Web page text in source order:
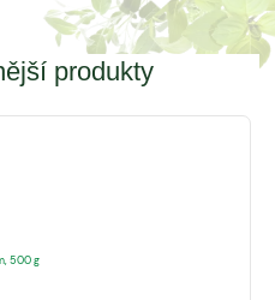
produkty